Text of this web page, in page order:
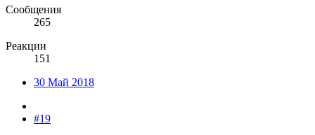
Сообщения
265
Реакции
151
30 Май 2018
#19